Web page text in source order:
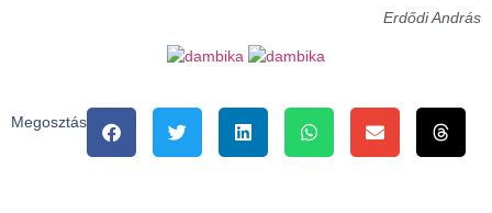
Erdődi András
Megosztás